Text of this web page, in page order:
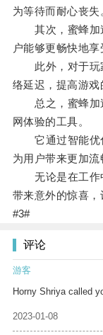
为等待而耐心丧失
其次，蜜蜂加
户能够更畅快地享
此外，对于玩
络延迟，提高游戏
总之，蜜蜂加
网体验的工具。
它通过智能优化
为用户带来更加流
无论是在工作
带来意外的惊喜，
#3#
评论
游客
Horny Shriya called
2023-01-08